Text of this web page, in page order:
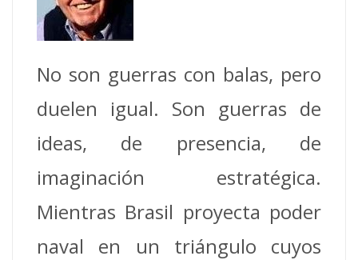
No son guerras con balas, pero
duelen igual. Son guerras de
ideas, de presencia, de
imaginación estratégica.
Mientras Brasil proyecta poder
naval en un triángulo cuyos